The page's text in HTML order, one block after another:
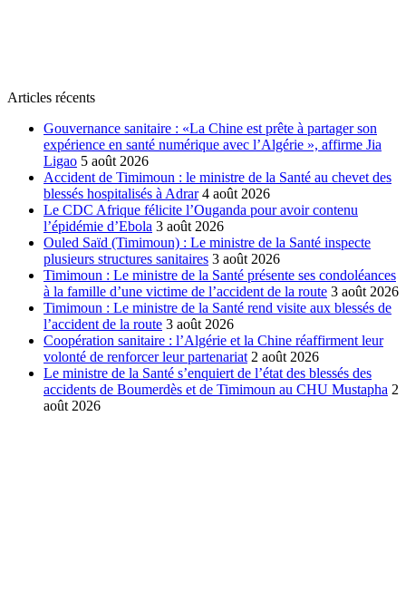
Articles récents
Gouvernance sanitaire : «La Chine est prête à partager son
expérience en santé numérique avec l’Algérie », affirme Jia
Ligao 5 août 2026
Accident de Timimoun : le ministre de la Santé au chevet des
blessés hospitalisés à Adrar 4 août 2026
Le CDC Afrique félicite l’Ouganda pour avoir contenu
l’épidémie d’Ebola 3 août 2026
Ouled Saïd (Timimoun) : Le ministre de la Santé inspecte
plusieurs structures sanitaires 3 août 2026
Timimoun : Le ministre de la Santé présente ses condoléances
à la famille d’une victime de l’accident de la route 3 août 2026
Timimoun : Le ministre de la Santé rend visite aux blessés de
l’accident de la route 3 août 2026
Coopération sanitaire : l’Algérie et la Chine réaffirment leur
volonté de renforcer leur partenariat 2 août 2026
Le ministre de la Santé s’enquiert de l’état des blessés des
accidents de Boumerdès et de Timimoun au CHU Mustapha 2
août 2026